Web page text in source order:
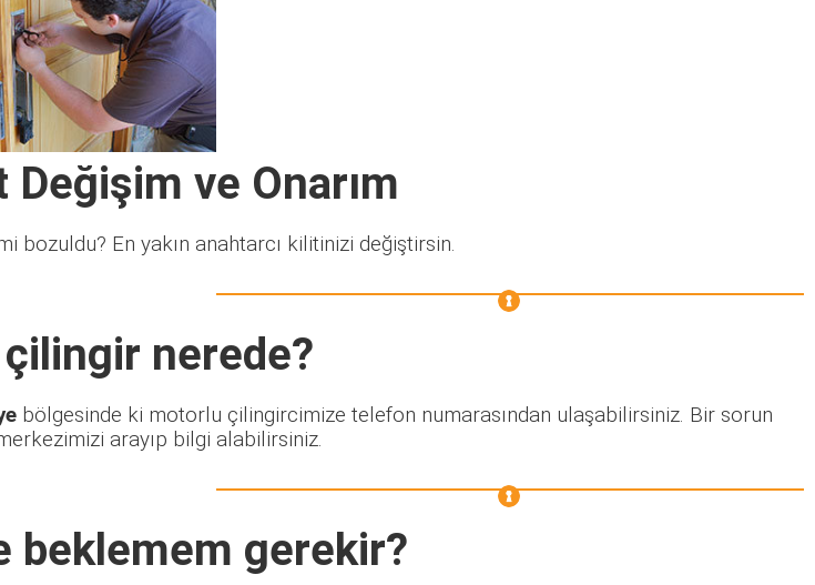
ve Onarım
bozuldu? En yakın anahtarcı kilitinizi değiştirsin.
çilingir nerede?
bölgesinde ki motorlu çilingircimize telefon numarasından ulaşabilirsiniz. Bir sorun
arayıp bilgi alabilirsiniz.
beklemem gerekir?